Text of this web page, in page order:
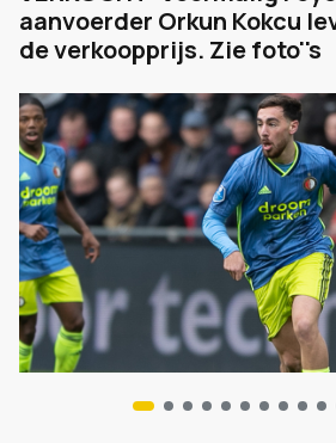
aanvoerder Orkun Kokcu
de verkoopprijs. Zie foto''s